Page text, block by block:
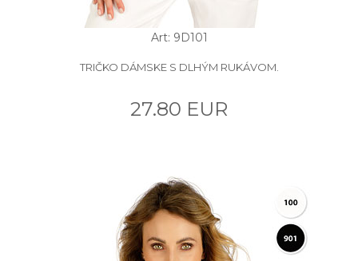
Art: 9D101
TRIČKO DÁMSKE S DLHÝM RUKÁVOM.
27.80 EUR